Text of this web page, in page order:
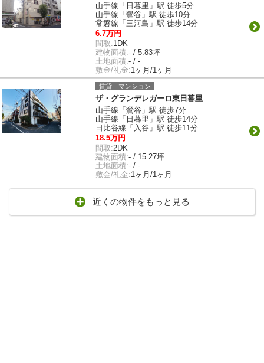
山手線「日暮里」駅 徒歩5分
山手線「鶯谷」駅 徒歩10分
常磐線「三河島」駅 徒歩14分
6.7万円
間取:1DK
建物面積:- / 5.83坪
土地面積:- / -
敷金/礼金:1ヶ月/1ヶ月
賃貸｜マンション
ザ・グランデレガーロ東日暮里
山手線「鶯谷」駅 徒歩7分
山手線「日暮里」駅 徒歩14分
日比谷線「入谷」駅 徒歩11分
18.5万円
間取:2DK
建物面積:- / 15.27坪
土地面積:- / -
敷金/礼金:1ヶ月/1ヶ月
近くの物件をもっと見る